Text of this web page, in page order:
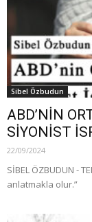
Sibel Özbudun
ABD’NİN
SİYONİST
22/09/2024
SİBEL ÖZBUDUN -
anlatmakla olur.”